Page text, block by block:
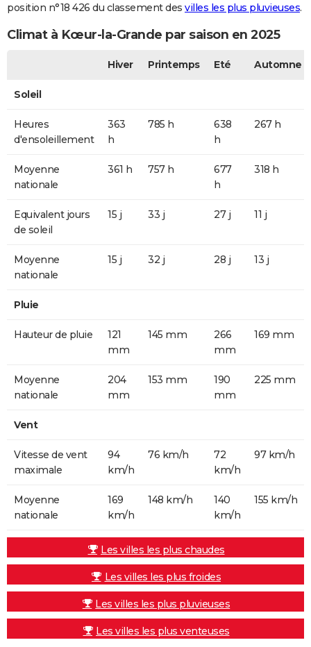
position n°18 426 du classement des villes les plus pluvieuses.
Climat à Kœur-la-Grande par saison en 2025
Hiver Printemps Eté Automne
Soleil
Heures
d'ensoleillement
363
h
785 h
638
h
267 h
Moyenne
nationale
361 h 757 h
677
h
318 h
Equivalent jours
de soleil
15 j 33 j 27 j 11 j
Moyenne
nationale
15 j 32 j 28 j 13 j
Pluie
Hauteur de pluie
121
mm
145 mm
266
mm
169 mm
Moyenne
nationale
204
mm
153 mm
190
mm
225 mm
Vent
Vitesse de vent
maximale
94
km/h
76 km/h
72
km/h
97 km/h
Moyenne
nationale
169
km/h
148 km/h
140
km/h
155 km/h
Les villes les plus chaudes
Les villes les plus froides
Les villes les plus pluvieuses
Les villes les plus venteuses